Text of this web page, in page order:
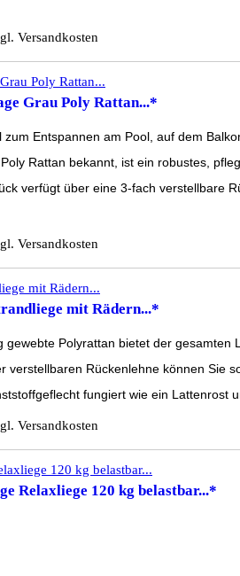
Versandkosten
Grau Poly Rattan...*
Entspannen am Pool, auf dem
Rattan bekannt, ist ein robustes,
verfügt über eine 3-fach verstellbare
Versandkosten
mit Rädern...*
Polyrattan bietet der
verstellbaren Rückenlehne können
fungiert wie ein
Versandkosten
Relaxliege 120 kg belastbar...*